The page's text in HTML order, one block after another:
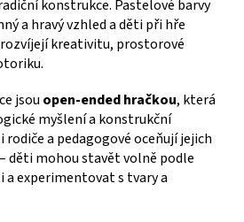
konstrukce. Pastelové barvy
a hravý vzhled a děti při hře
kreativitu, prostorové
jsou open-ended hračkou, která
myšlení a konstrukční
rodiče a pedagogové oceňují jejich
děti mohou stavět volně podle
experimentovat s tvary a